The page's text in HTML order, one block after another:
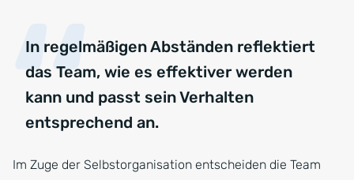
In regelmäßigen Abständen reflektiert
das Team, wie es effektiver werden
kann und passt sein Verhalten
entsprechend an.
Im Zuge der Selbstorganisation entscheiden die Team